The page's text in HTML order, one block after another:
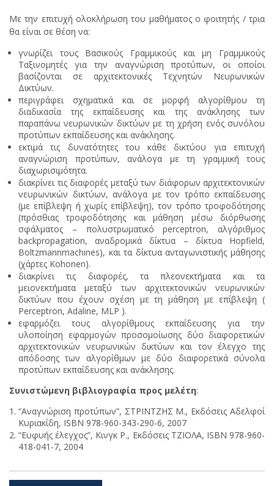
Με την επιτυχή ολοκλήρωση του μαθήματος ο φοιτητής / τρια
θα είναι σε θέση να:
γνωρίζει τους Βασικούς Γραμμικούς και μη Γραμμικούς
Ταξινομητές για την αναγνώριση προτύπων, οι οποίοι
βασίζονται σε αρχιτεκτονικές Τεχνητών Νευρωνικών
Δικτύων.
περιγράφει σχηματικά και σε μορφή αλγορίθμου τη
διαδικασία της εκπαίδευσης και της ανάκλησης των
παραπάνω νευρωνικών δικτύων με τη χρήση ενός συνόλου
προτύπων εκπαίδευσης και ανάκλησης.
εκτιμά τις δυνατότητες του κάθε δικτύου για επιτυχή
αναγνώριση προτύπων, ανάλογα με τη γραμμική τους
διαχωρισιμότητα.
διακρίνει τις διαφορές μεταξύ των διάφορων αρχιτεκτονικών
νευρωνικών δικτύων, ανάλογα με τον τρόπο εκπαίδευσης
(με επίβλεψη ή χωρίς επίβλεψη), τον τρόπο τροφοδότησης
(πρόσθιας τροφοδότησης και μάθηση μέσω διόρθωσης
σφάλματος – πολυστρωματικό perceptron, αλγόριθμος
backpropagation, αναδρομικά δίκτυα – δίκτυα Hopfield,
Boltzmannmachines), και τα δίκτυα ανταγωνιστικής μάθησης
(χάρτες Kohonen).
διακρίνει τις διαφορές, τα πλεονεκτήματα και τα
μειονεκτήματα μεταξύ των αρχιτεκτονικών νευρωνικών
δικτύων που έχουν σχέση με τη μάθηση με επίβλεψη (
Perceptron, Adaline, MLP ).
εφαρμόζει τους αλγορίθμους εκπαίδευσης για την
υλοποίηση εφαρμογών προσομοίωσης δύο διαφορετικών
αρχιτεκτονικών νευρωνικών δικτύων και τον έλεγχο της
απόδοσης των αλγορίθμων με δύο διαφορετικά σύνολα
προτύπων εκπαίδευσης και ανάκλησης.
Συνιστώμενη βιβλιογραφία προς μελέτη:
“Αναγνώριση προτύπων”, ΣΤΡΙΝΤΖΗΣ Μ., Εκδόσεις Αδελφοί
Κυριακίδη, ISBN 978-960-343-290-6, 2007
“Ευφυής έλεγχος”, Κινγκ Ρ., Εκδόσεις ΤΖΙΟΛΑ, ISBN 978-960-
418-041-7, 2004